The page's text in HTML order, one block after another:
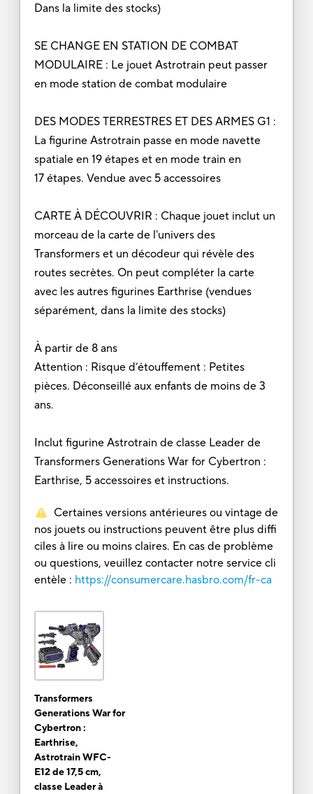
Dans la limite des stocks)
SE CHANGE EN STATION DE COMBAT
MODULAIRE : Le jouet Astrotrain peut passer
en mode station de combat modulaire
DES MODES TERRESTRES ET DES ARMES G1 :
La figurine Astrotrain passe en mode navette
spatiale en 19 étapes et en mode train en
17 étapes. Vendue avec 5 accessoires
CARTE À DÉCOUVRIR : Chaque jouet inclut un
morceau de la carte de l'univers des
Transformers et un décodeur qui révèle des
routes secrètes. On peut compléter la carte
avec les autres figurines Earthrise (vendues
séparément, dans la limite des stocks)
À partir de 8 ans
Attention : Risque d’étouffement : Petites
pièces. Déconseillé aux enfants de moins de 3
ans.
Inclut figurine Astrotrain de classe Leader de
Transformers Generations War for Cybertron :
Earthrise, 5 accessoires et instructions.
Certaines versions antérieures ou vintage de
nos jouets ou instructions peuvent être plus diffi
ciles à lire ou moins claires. En cas de problème
ou questions, veuillez contacter notre service cli
entèle : https://consumercare.hasbro.com/fr-ca
Transformers
Generations War for
Cybertron :
Earthrise,
Astrotrain WFC-
E12 de 17,5 cm,
classe Leader à